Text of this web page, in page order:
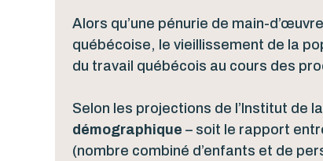
Alors qu’une pénurie de main-
québécoise, le vieillissement de la
du travail québécois au cours des
Selon les projections de l’Institut de
démographique – soit le rapport
(nombre combiné d’enfants et de